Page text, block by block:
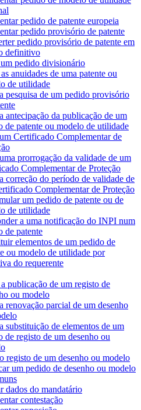
pedido de patente europeia
pedido provisório de patente
pedido provisório de patente em
definitivo
pedido divisionário
anuidades de uma patente ou
de utilidade
pesquisa de um pedido provisório
antecipação da publicação de um
de patente ou modelo de utilidade
Certificado Complementar de
prorrogação da validade de um
Complementar de Proteção
correção do período de validade de
Complementar de Proteção
um pedido de patente ou de
de utilidade
a uma notificação do INPI num
de patente
elementos de um pedido de
ou modelo de utilidade por
do requerente
publicação de um registo de
ou modelo
renovação parcial de um desenho
substituição de elementos de um
de registo de um desenho ou
registo de um desenho ou modelo
um pedido de desenho ou modelo
dados do mandatário
contestação